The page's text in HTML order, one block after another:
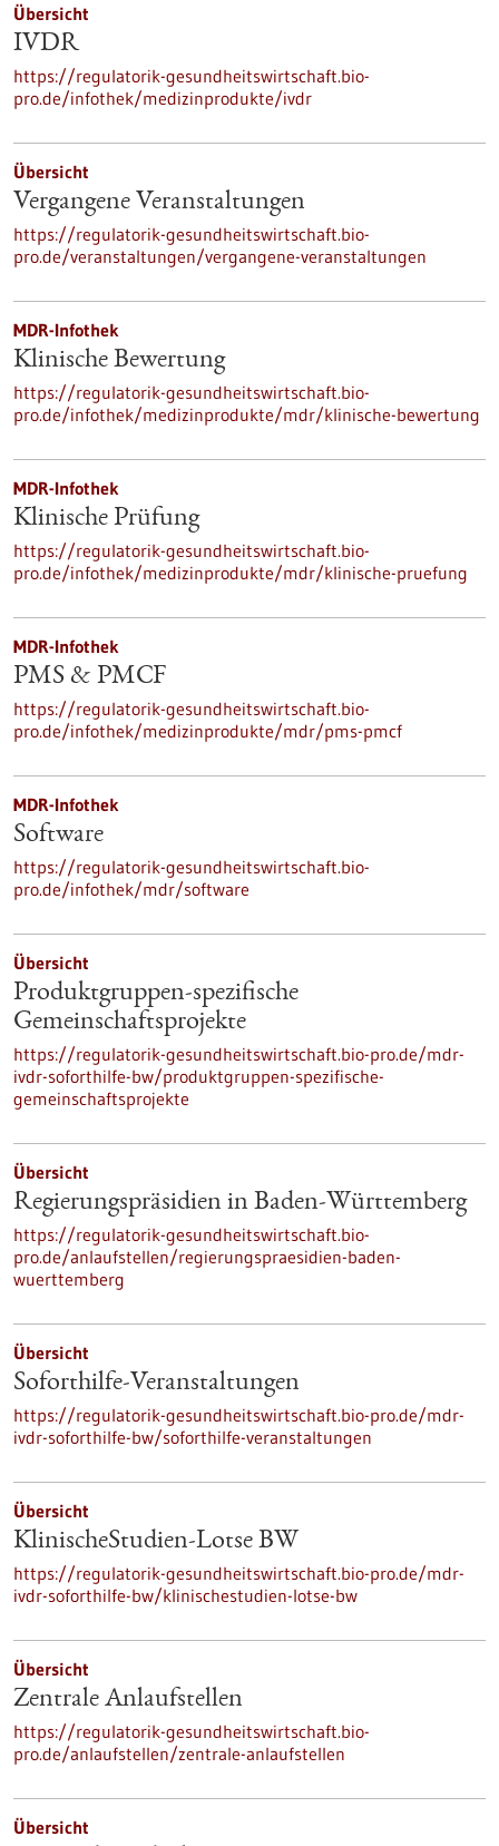
Übersicht
IVDR
https://regulatorik-gesundheitswirtschaft.bio-
pro.de/infothek/medizinprodukte/ivdr
Übersicht
Vergangene Veranstaltungen
https://regulatorik-gesundheitswirtschaft.bio-
pro.de/veranstaltungen/vergangene-veranstaltungen
MDR-Infothek
Klinische Bewertung
https://regulatorik-gesundheitswirtschaft.bio-
pro.de/infothek/medizinprodukte/mdr/klinische-bewertung
MDR-Infothek
Klinische Prüfung
https://regulatorik-gesundheitswirtschaft.bio-
pro.de/infothek/medizinprodukte/mdr/klinische-pruefung
MDR-Infothek
PMS & PMCF
https://regulatorik-gesundheitswirtschaft.bio-
pro.de/infothek/medizinprodukte/mdr/pms-pmcf
MDR-Infothek
Software
https://regulatorik-gesundheitswirtschaft.bio-
pro.de/infothek/mdr/software
Übersicht
Produktgruppen-spezifische
Gemeinschaftsprojekte
https://regulatorik-gesundheitswirtschaft.bio-pro.de/mdr-
ivdr-soforthilfe-bw/produktgruppen-spezifische-
gemeinschaftsprojekte
Übersicht
Regierungspräsidien in Baden-Württemberg
https://regulatorik-gesundheitswirtschaft.bio-
pro.de/anlaufstellen/regierungspraesidien-baden-
wuerttemberg
Übersicht
Soforthilfe-Veranstaltungen
https://regulatorik-gesundheitswirtschaft.bio-pro.de/mdr-
ivdr-soforthilfe-bw/soforthilfe-veranstaltungen
Übersicht
KlinischeStudien-Lotse BW
https://regulatorik-gesundheitswirtschaft.bio-pro.de/mdr-
ivdr-soforthilfe-bw/klinischestudien-lotse-bw
Übersicht
Zentrale Anlaufstellen
https://regulatorik-gesundheitswirtschaft.bio-
pro.de/anlaufstellen/zentrale-anlaufstellen
Übersicht